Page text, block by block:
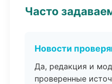
Часто
Новости
Да, редакция и
проверенные